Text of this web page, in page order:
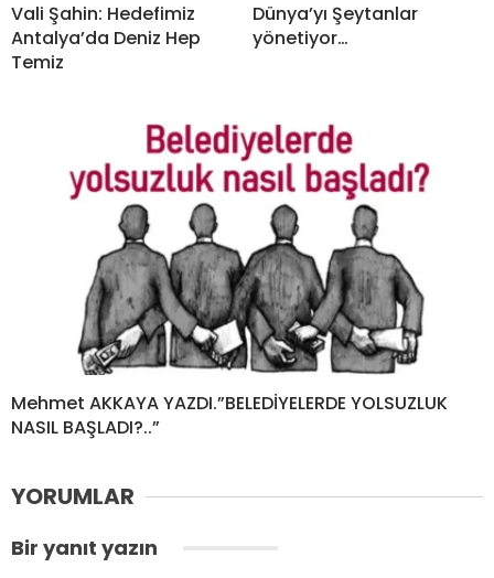
Vali Şahin: Hedefimiz
Antalya’da Deniz Hep
Temiz
Dünya’yı Şeytanlar
yönetiyor…
Mehmet AKKAYA YAZDI.”BELEDİYELERDE YOLSUZLUK
NASIL BAŞLADI?..”
YORUMLAR
Bir yanıt yazın